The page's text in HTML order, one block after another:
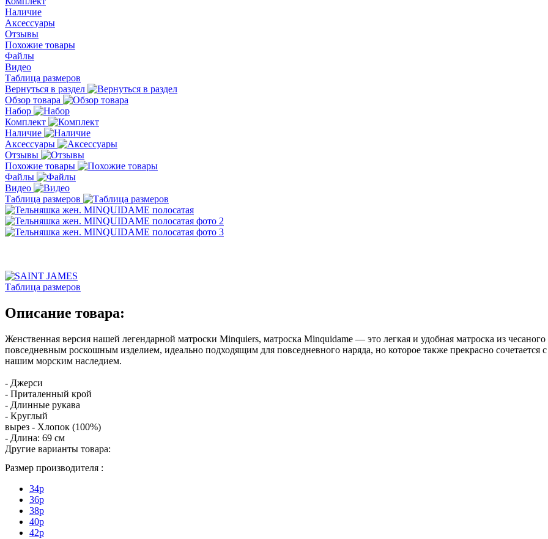
Наличие
Аксессуары
Отзывы
Похожие товары
Файлы
Видео
Таблица размеров
Вернуться в раздел
Обзор товара
Набор
Комплект
Наличие
Аксессуары
Отзывы
Похожие товары
Файлы
Видео
Таблица размеров
Таблица размеров
Описание товара:
Женственная версия нашей легендарной матроски Minquiers, матроска Minquidame — это легкая и удобная матроска из
повседневным роскошным изделием, идеально подходящим для повседневного наряда, но которое также прекрасно
нашим морским наследием.
- Джерси
- Приталенный крой
- Длинные рукава
- Круглый
вырез - Хлопок (100%)
- Длина: 69 см
Другие варианты товара:
Размер производителя :
34p
36p
38p
40p
42p